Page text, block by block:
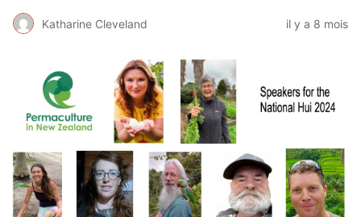
Katharine Cleveland il y a 8 mois